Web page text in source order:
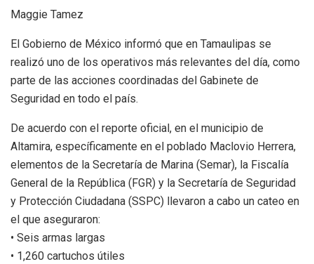
Maggie Tamez
El Gobierno de México informó que en Tamaulipas se
realizó uno de los operativos más relevantes del día, como
parte de las acciones coordinadas del Gabinete de
Seguridad en todo el país.
De acuerdo con el reporte oficial, en el municipio de
Altamira, específicamente en el poblado Maclovio Herrera,
elementos de la Secretaría de Marina (Semar), la Fiscalía
General de la República (FGR) y la Secretaría de Seguridad
y Protección Ciudadana (SSPC) llevaron a cabo un cateo en
el que aseguraron:
• Seis armas largas
• 1,260 cartuchos útiles